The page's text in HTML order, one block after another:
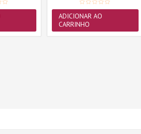
ADICIONAR AO
CARRINHO